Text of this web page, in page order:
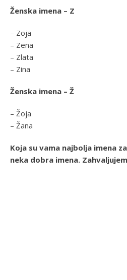
Ženska imena – Z
– Zoja
– Zena
– Zlata
– Zina
Ženska imena – Ž
– Žoja
– Žana
Koja su vama najbolja imena
neka dobra imena.